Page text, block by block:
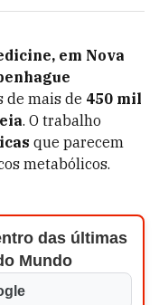
em Nova
de mais de 450 mil
. O trabalho
que parecem
metabólicos.
das últimas
Mundo